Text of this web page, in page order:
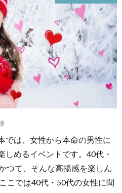
では、女性から本命の男性に
しめるイベントです。40代・
つて、そんな高揚感を楽しん
こでは40代・50代の女性に聞